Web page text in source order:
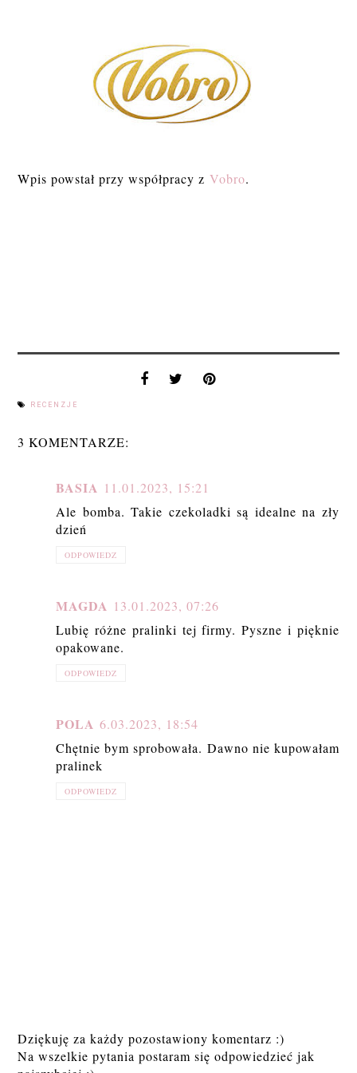
Wpis powstał przy współpracy zVobro.
RECENZJE
3 KOMENTARZE:
BASIA 11.01.2023, 15:21
Ale bomba. Takie czekoladki są idealne na zły
dzień
ODPOWIEDZ
MAGDA 13.01.2023, 07:26
Lubię różne pralinki tej firmy. Pyszne i pięknie
opakowane.
ODPOWIEDZ
POLA 6.03.2023, 18:54
Chętnie bym sprobowała. Dawno nie kupowałam
pralinek
ODPOWIEDZ
Dziękuję za każdy pozostawiony komentarz :)
Na wszelkie pytania postaram się odpowiedzieć jak